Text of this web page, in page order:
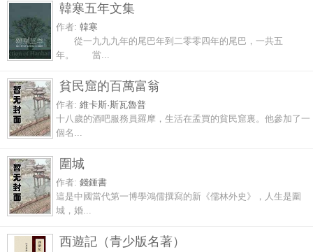
韓寒五年文集
作者: 韓寒
從一九九九年的尾巴年到二零零四年的尾巴，一共五
年。 當...
貧民窟的百萬富翁
作者: 維卡斯·斯瓦魯普
十八歲的酒吧服務員羅摩，生活在孟買的貧民窟裏。他參加了一
個名...
圍城
作者: 錢鍾書
這是中國當代第一博學鴻儒撰寫的新《儒林外史》，人生是圍
城，婚...
西遊記（青少版名著）